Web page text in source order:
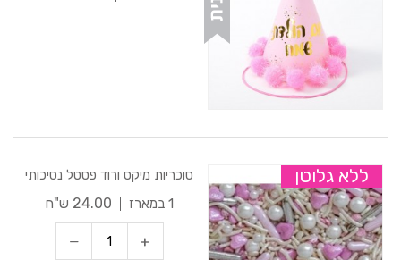
ללא גלוטן
סוכריות מיקס ורוד פסטל נסיכותי
1 במארז
24.00 ש"ח